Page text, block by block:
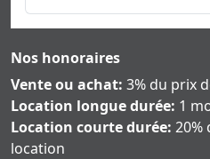
Nos honoraires
Vente ou achat: 3% du prix
Location longue durée: 1
Location courte durée: 20%
location